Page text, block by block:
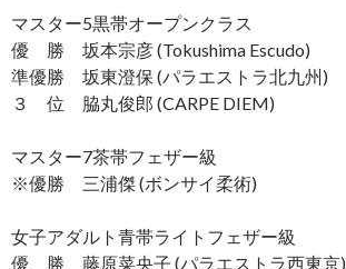
マスター5黒帯オープンクラス
優 勝 坂本宗彦 (Tokushima Escudo)
準優勝 坂東澄保 (パラエストラ北九州)
３ 位 脇丸俊郎 (CARPE DIEM)
マスター7茶帯フェザー級
※優勝 三浦傑 (ボンサイ柔術)
女子アダルト青帯ライトフェザー級
優 勝 藤原菜央子 (パラエストラ西東京)